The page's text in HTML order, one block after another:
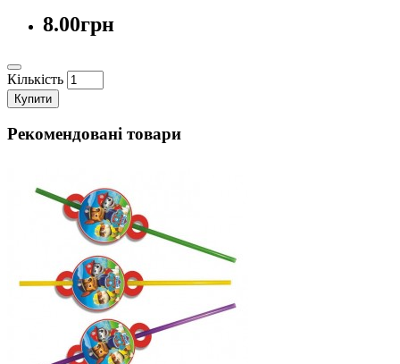
8.00грн
Кількість
Купити
Рекомендовані товари